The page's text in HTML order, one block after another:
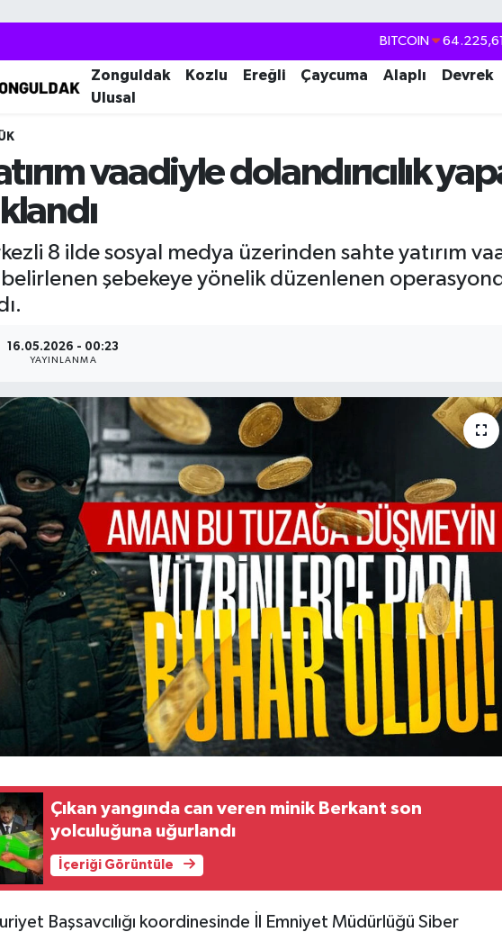
DOLAR
EURO 55,0317
BİST100
Zonguldak Kozlu Ereğli Çaycuma Alaplı Devrek
Ulusal
vaadiyle dolandırıcılık
8 ilde sosyal medya üzerinden sahte yatırım
belirlenen şebekeye yönelik düzenlenen
16.05.2026 - 00:23
YAYINLANMA
Çıkan yangında can veren minik Berkant son
yolculuğuna uğurlandı
İçeriği Görüntüle
Başsavcılığı koordinesinde İl Emniyet Müdürlüğü Siber